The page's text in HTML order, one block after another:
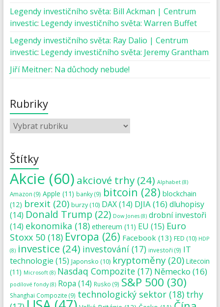
Legendy investičního světa: Bill Ackman | Centrum
investic: Legendy investičního světa: Warren Buffet
Legendy investičního světa: Ray Dalio | Centrum
investic: Legendy investičního světa: Jeremy Grantham
Jiří Meitner: Na důchody nebude!
Rubriky
Štítky
Akcie (60) akciové trhy(24) Alphabet(8)
Amazon (9) Apple (11) banky(9) bitcoin (28) blockchain
(12) brexit (20) burzy(10) DAX(14) DJIA(16)dluhopisy
(14) Donald Trump (22) Dow Jones(8) drobní investoři
(14) ekonomika (18) ethereum (11) EU (15) Euro
Stoxx 50(18) Evropa (26) Facebook (13) FED (10) HDP
(8) investice (24) investování(17) investoři (9) IT
technologie (15) Japonsko (10) kryptoměny(20) Litecoin
(11) Microsoft(8) Nasdaq Compozite(17) Německo (16)
podílové fondy(8) Ropa (14) Rusko (9) S&P 500 (30)
Shanghai Compozite (9) technologický sektor(18) trhy